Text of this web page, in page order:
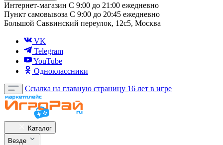
Интернет-магазин С 9:00 до 21:00 ежедневно
Пункт самовывоза С 9:00 до 20:45 ежедневно
Большой Саввинский переулок, 12с5, Москва
VK
Telegram
YouTube
Одноклассники
Ссылка на главную страницу 16 лет в игре
Каталог
Везде